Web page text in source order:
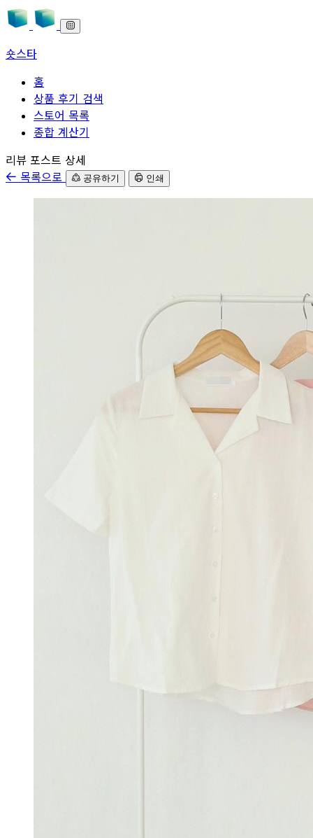
숏스타
홈
상품 후기 검색
스토어 목록
종합 계산기
본문으로 바로가기
리뷰 포스트 상세
목록으로
공유하기 인쇄